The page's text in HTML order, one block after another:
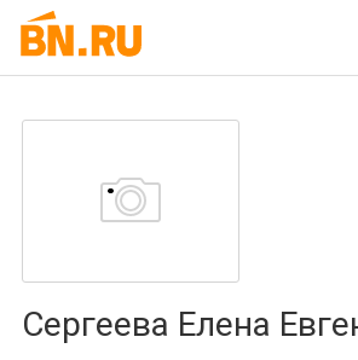
Сергеева Елена